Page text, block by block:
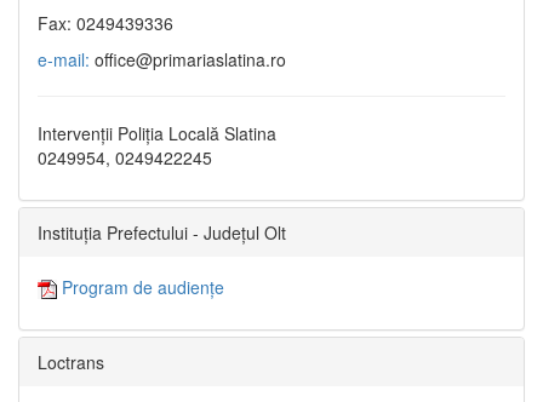
Fax: 0249439336
e-mail: office@primariaslatina.ro
Intervenții Poliția Locală Slatina
0249954, 0249422245
Instituția Prefectului - Județul Olt
Program de audiențe
Loctrans